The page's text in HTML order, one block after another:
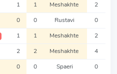
1 1 Meshakhte 2
0 0 Rustavi 0
1 1 Meshakhte 2
2 2 Meshakhte 4
0 0 Spaeri 0